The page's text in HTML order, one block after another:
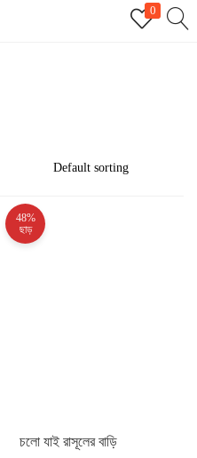
0
REGISTER
48%
ছাড়
চলো যাই রাসূলের বাড়ি